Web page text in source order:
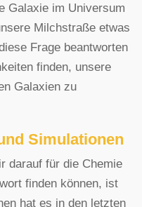
Galaxie im Universum
Milchstraße etwas
Frage beantworten
finden, unsere
Galaxien zu
Simulationen
darauf für die Chemie
finden können, ist
hat es in den letzten